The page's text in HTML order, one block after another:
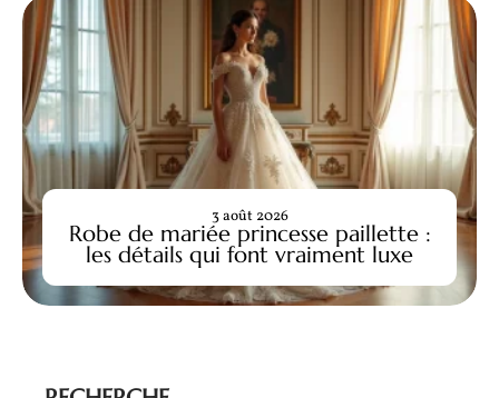
Robe de mariée princesse paillette :
les détails qui font vraiment luxe
3 août 2026